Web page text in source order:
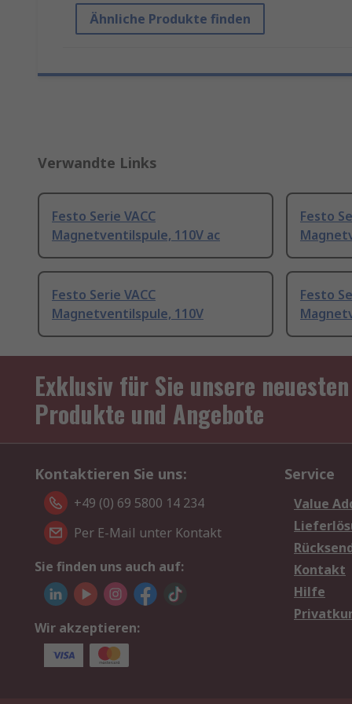
Ähnliche Produkte finden
Verwandte Links
Festo Serie VACC
Magnetventilspule, 110V ac
Festo
Festo Serie VACC
Magnetventilspule, 110V
Festo
Exklusiv für Sie unsere neuesten
Produkte und Angebote
Kontaktieren Sie uns:
+49 (0) 69 5800 14 234
Per E-Mail unter Kontakt
Sie finden uns auch auf:
Wir akzeptieren:
Service
Value
Kontakt
Hilfe